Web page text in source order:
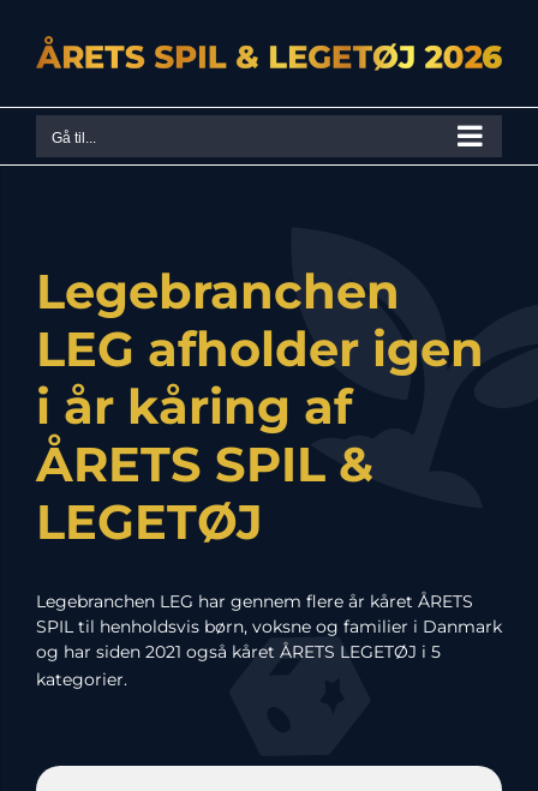
content
Gå til...
Legebranchen
LEG afholder igen
i år kåring af
ÅRETS SPIL &
LEGETØJ
Legebranchen LEG har gennem flere år kåret ÅRETS
SPIL til henholdsvis børn, voksne og familier i Danmark
og har siden 2021 også kåret ÅRETS LEGETØJ i 5
kategorier.